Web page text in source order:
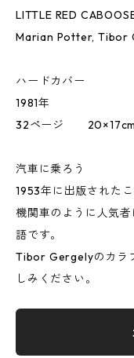
LITTLE RED
Marian Potter, Tibor
ハードカバー
1981年
32ページ 20×17cm
汽車に乗ろう
1953年に出版された
機関車のように人気
語です。
Tibor Gergelyのカラ
しみください。